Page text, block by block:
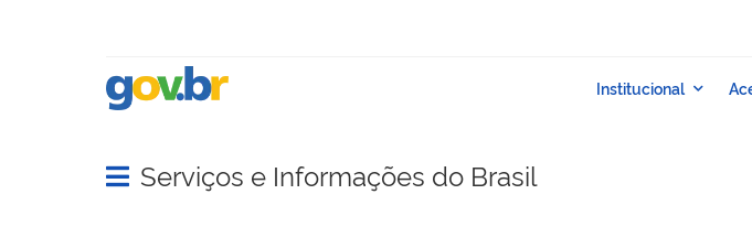
Abrir menu principal de navegação
Serviços e Informações do Brasil